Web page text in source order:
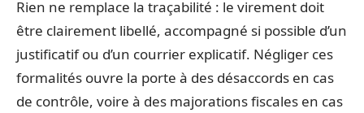
Rien ne remplace la traçabilité : le virement doit
être clairement libellé, accompagné si possible d’un
justificatif ou d’un courrier explicatif. Négliger ces
formalités ouvre la porte à des désaccords en cas
de contrôle, voire à des majorations fiscales en cas